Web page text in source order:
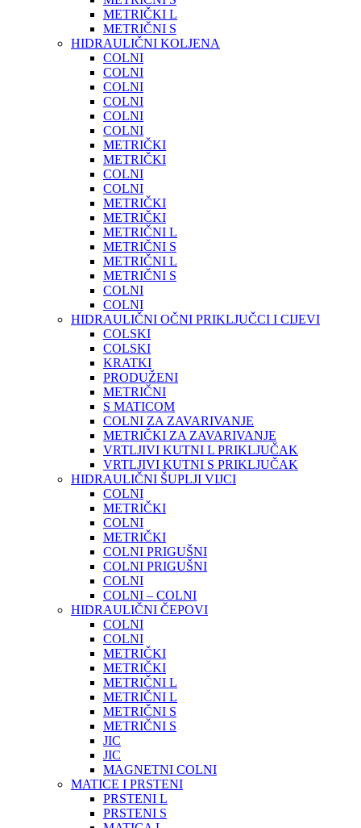
METRIČKI L
METRIČNI S
HIDRAULIČNI KOLJENA
COLNI
COLNI
COLNI
COLNI
COLNI
COLNI
METRIČKI
METRIČKI
COLNI
COLNI
METRIČKI
METRIČKI
METRIČNI L
METRIČNI S
METRIČNI L
METRIČNI S
COLNI
COLNI
HIDRAULIČNI OČNI PRIKLJUČCI I CIJEVI
COLSKI
COLSKI
KRATKI
PRODUŽENI
METRIČNI
S MATICOM
COLNI ZA ZAVARIVANJE
METRIČKI ZA ZAVARIVANJE
VRTLJIVI KUTNI L PRIKLJUČAK
VRTLJIVI KUTNI S PRIKLJUČAK
HIDRAULIČNI ŠUPLJI VIJCI
COLNI
METRIČKI
COLNI
METRIČKI
COLNI PRIGUŠNI
COLNI PRIGUŠNI
COLNI
COLNI – COLNI
HIDRAULIČNI ČEPOVI
COLNI
COLNI
METRIČKI
METRIČKI
METRIČNI L
METRIČNI L
METRIČNI S
METRIČNI S
JIC
JIC
MAGNETNI COLNI
MATICE I PRSTENI
PRSTENI L
PRSTENI S